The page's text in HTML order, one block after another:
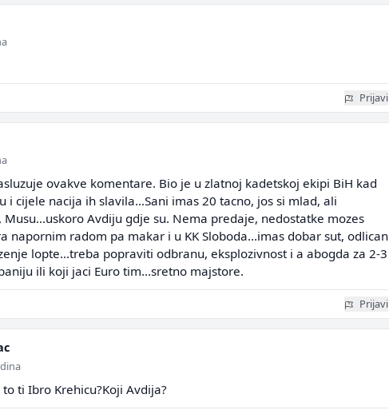
Prijavi
ovakve komentare. Bio je u zlatnoj kadetskoj ekipi BiH kad
i cijele nacija ih slavila...Sani imas 20 tacno, jos si mlad, ali
Musu...uskoro Avdiju gdje su. Nema predaje, nedostatke mozes
napornim radom pa makar i u KK Sloboda...imas dobar sut, odlican
lopte...treba popraviti odbranu, eksplozivnost i a abogda za 2-3
ili koji jaci Euro tim...sretno majstore.
Prijavi
ti Ibro Krehicu?Koji Avdija?